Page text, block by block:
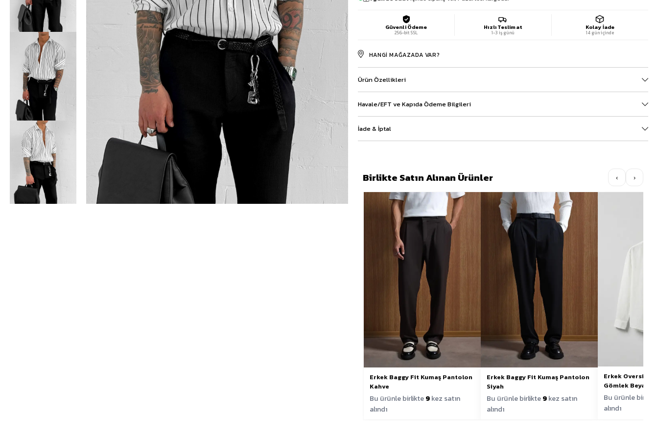
Bisiklet Yaka T-Shirt
Pamuklu T-Shirt
Spor Atleti
Sweatshirt
Hoodie / Kapüşonlu
Hırka
Kazak
Baggy Şort
Keten Şort
Kargo Şort
İKİLİ TAKIM
Gömlek Pantolon Takım
Ceket Pantolon Takım
Eşofman Takımı
Güvenli Ödeme
256-bit SSL
Hızlı Teslimat
1-3 iş günü
Kolay İade
14 gün içinde
HANGI MAĞAZADA VAR?
Ürün Özellikleri
Havale/EFT ve Kapıda Ödeme Bilgileri
İade & İptal
Birlikte Satın Alınan Ürünler ‹ ›
Erkek Baggy Fit Kumaş Pantolon
Kahve
Bu ürünle birlikte9kez satın
alındı
Erkek Baggy Fit Kumaş Pantolon
Siyah
Bu ürünle birlikte9kez satın
alındı
Erkek Oversize
Gömlek Beyaz
Bu ürünle
alındı